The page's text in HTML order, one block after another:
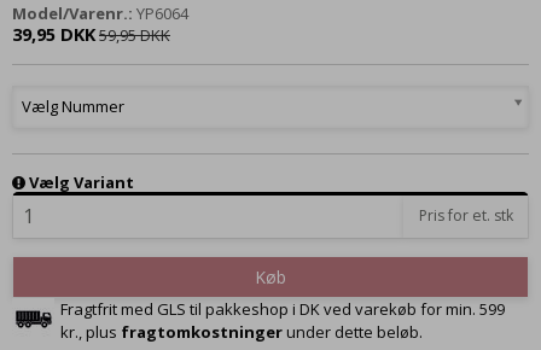
Model/Varenr.: YP6064
39,95 DKK59,95 DKK
Vælg Nummer
Vælg Variant
Pris for et. stk
Køb
Fragtfrit med GLS til pakkeshop i DK ved varekøb for min. 599
kr., plus fragtomkostningerunder dette beløb.